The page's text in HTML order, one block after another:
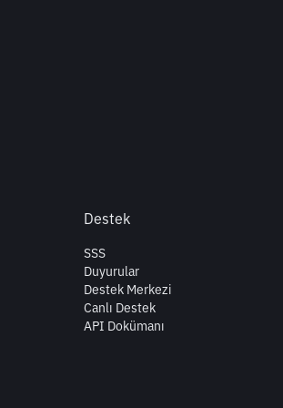
Destek
SSS
Duyurular
Destek Merkezi
Canlı Destek
API Dokümanı